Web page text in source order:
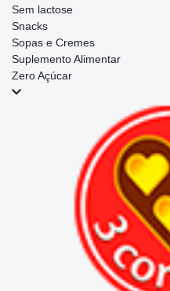
Sem lactose
Snacks
Sopas e Cremes
Suplemento Alimentar
Zero Açúcar